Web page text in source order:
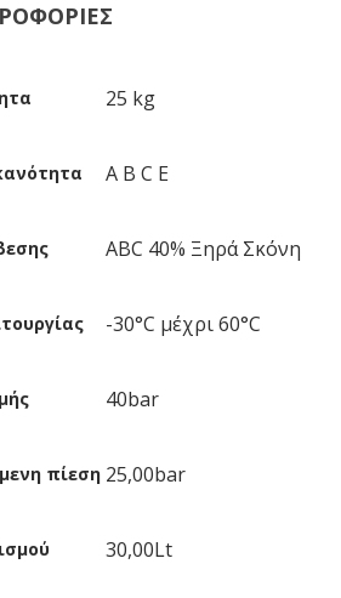
25 kg
A B C E
ABC 40% Ξηρά Σκόνη
-30°C μέχρι 60°C
40bar
πίεση 25,00bar
30,00Lt